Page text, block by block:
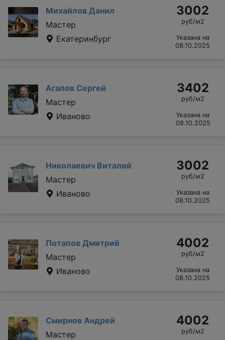
Михайлов Данил
Мастер
Екатеринбург
3002
руб/м2
Указана на
08.10.2025
Агапов Сергей
Мастер
Иваново
3402
руб/м2
Указана на
08.10.2025
Николаевич Виталий
Мастер
Иваново
3002
руб/м2
Указана на
08.10.2025
Потапов Дмитрий
Мастер
Иваново
4002
руб/м2
Указана на
08.10.2025
Смирнов Андрей
Мастер
4002
руб/м2